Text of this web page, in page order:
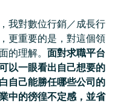
我對數位行銷／成長行
更重要的是，對這個領
的理解。 面對求職平台
以一眼看出自己想要的
自己能勝任哪些公司的
中的徬徨不定感，並省